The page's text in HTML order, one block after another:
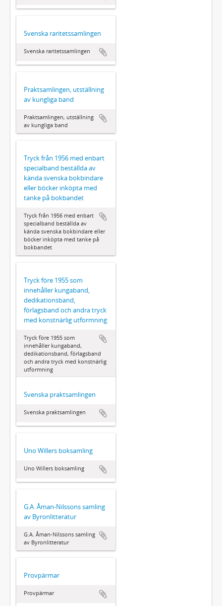
Svenska raritetssamlingen
Svenska raritetssamlingen
Praktsamlingen, utställning
av kungliga band
Praktsamlingen, utställning
av kungliga band
Tryck från 1956 med enbart
specialband beställda av
kända svenska bokbindare
eller böcker inköpta med
tanke på bokbandet
Tryck från 1956 med enbart
specialband beställda av
kända svenska bokbindare eller
böcker inköpta med tanke på
bokbandet
Tryck före 1955 som
innehåller kungaband,
dedikationsband,
förlagsband och andra tryck
med konstnärlig utformning
Tryck före 1955 som
innehåller kungaband,
dedikationsband, förlagsband
och andra tryck med konstnärlig
utformning
Svenska praktsamlingen
Svenska praktsamlingen
Uno Willers boksamling
Uno Willers boksamling
G.A. Åman-Nilssons samling
av Byronlitteratur
G.A. Åman-Nilssons samling
av Byronlitteratur
Provpärmar
Provpärmar